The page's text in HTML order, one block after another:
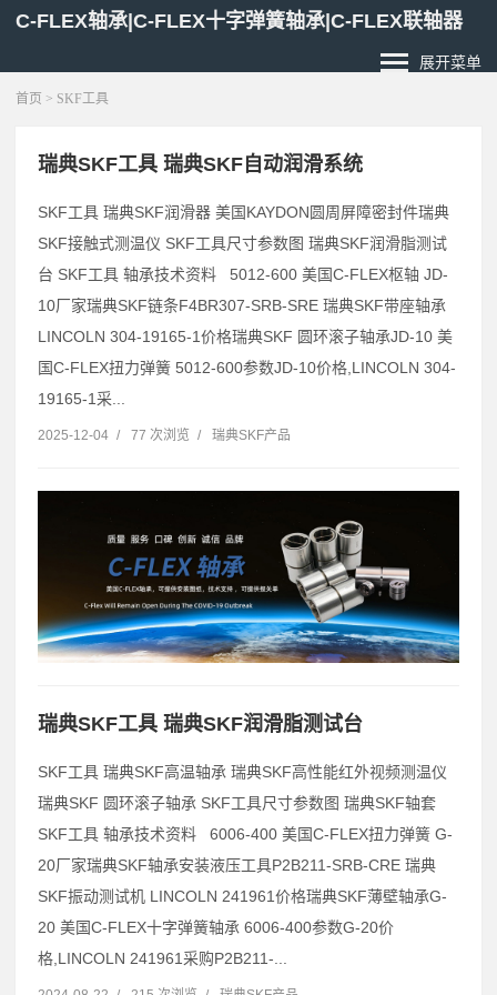
C-FLEX轴承|C-FLEX十字弹簧轴承|C-FLEX联轴器
展开菜单
首页 > SKF工具
瑞典SKF工具 瑞典SKF自动润滑系统
SKF工具 瑞典SKF润滑器 美国KAYDON圆周屏障密封件瑞典
SKF接触式测温仪 SKF工具尺寸参数图 瑞典SKF润滑脂测试
台 SKF工具 轴承技术资料 5012-600 美国C-FLEX枢轴 JD-
10厂家瑞典SKF链条F4BR307-SRB-SRE 瑞典SKF带座轴承
LINCOLN 304-19165-1价格瑞典SKF 圆环滚子轴承JD-10 美
国C-FLEX扭力弹簧 5012-600参数JD-10价格,LINCOLN 304-
19165-1采...
2025-12-04 / 77 次浏览 / 瑞典SKF产品
瑞典SKF工具 瑞典SKF润滑脂测试台
SKF工具 瑞典SKF高温轴承 瑞典SKF高性能红外视频测温仪
瑞典SKF 圆环滚子轴承 SKF工具尺寸参数图 瑞典SKF轴套
SKF工具 轴承技术资料 6006-400 美国C-FLEX扭力弹簧 G-
20厂家瑞典SKF轴承安装液压工具P2B211-SRB-CRE 瑞典
SKF振动测试机 LINCOLN 241961价格瑞典SKF薄壁轴承G-
20 美国C-FLEX十字弹簧轴承 6006-400参数G-20价
格,LINCOLN 241961采购P2B211-...